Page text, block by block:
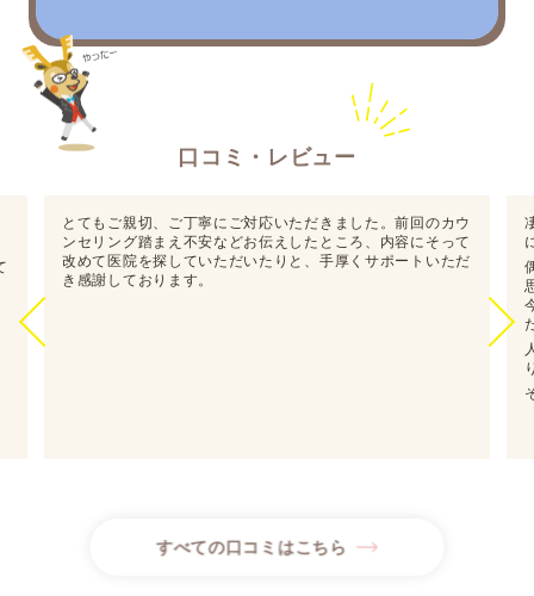
・マウスピース矯正症例累計実績1000
・様々な歯並びに対応したマウスピース
○○矯正歯科医院ホームページURL◆
おすすめポイント
・院長が日本矯正歯科学会の認定医
・平日夜20時までかつ土日祝も診療で
口コミ・レビュー
とてもご親切、ご丁寧にご対応いただきました。前回のカウ
ンセリング踏まえ不安などお伝えしたところ、内容にそって
改めて医院を探していただいたりと、手厚くサポートいただ
き感謝しております。
すべての口コミはこちら